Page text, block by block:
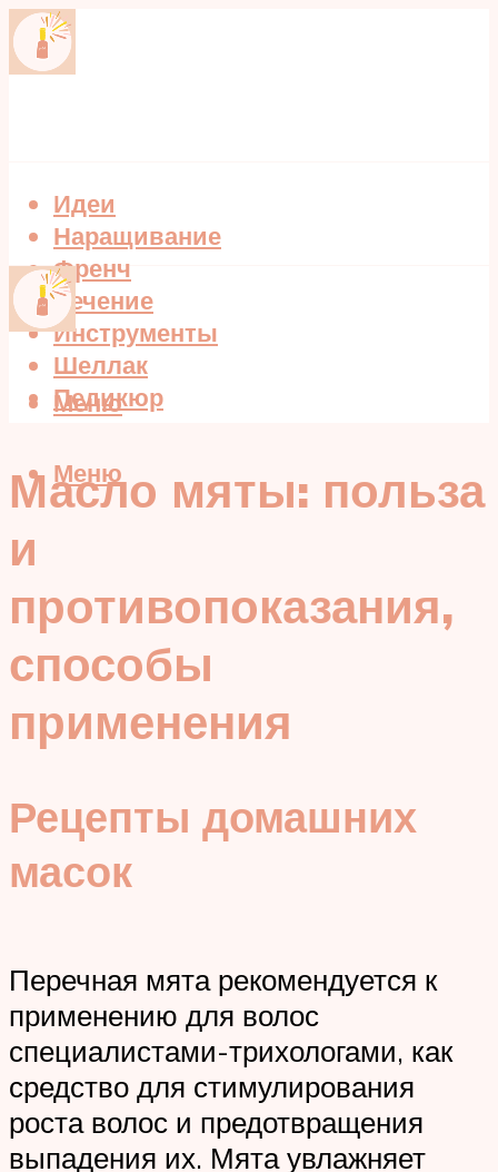
Идеи
Наращивание
Френч
Лечение
Инструменты
Шеллак
Педикюр
Меню
Меню
Масло мяты: польза
и
противопоказания,
способы
применения
Рецепты домашних
масок
Перечная мята рекомендуется к
применению для волос
специалистами-трихологами, как
средство для стимулирования
роста волос и предотвращения
выпадения их. Мята увлажняет